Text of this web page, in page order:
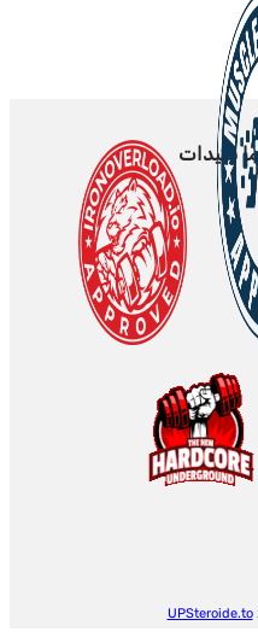
UPSteroide.to